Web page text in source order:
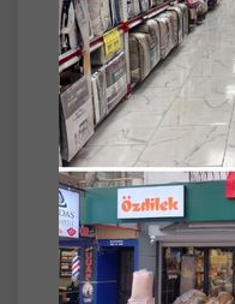
ÖLÇÜ 160*220 CM
%100 pamuklu
dokunuşlar sunar
sağlar
baskı deseniyle
kazandırırken,
estetik bir katkıda
Hava geçirgen
önler ve tüm
ortamı yaratır